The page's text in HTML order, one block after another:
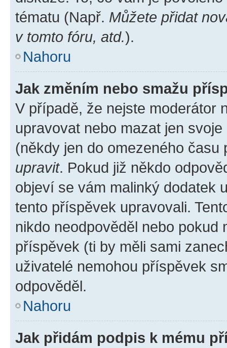
tématu (Např. Můžete přidat
v tomto fóru, atd.).
Nahoru
Jak změním nebo smažu
V případě, že nejste moderátor
upravovat nebo mazat jen
(někdy jen do omezeného
upravit. Pokud již někdo
objeví se vám malinký dodatek
tento příspěvek upravovali.
nikdo neodpověděl nebo pokud
příspěvek (ti by měli sami
uživatelé nemohou příspěvek
odpověděl.
Nahoru
Jak přidám podpis k mému